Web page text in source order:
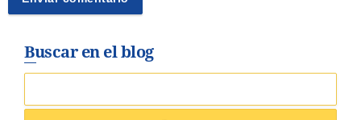
Buscar en el blog